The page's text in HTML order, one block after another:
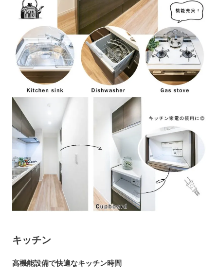
キッチン
高機能設備で快適なキッチン時間